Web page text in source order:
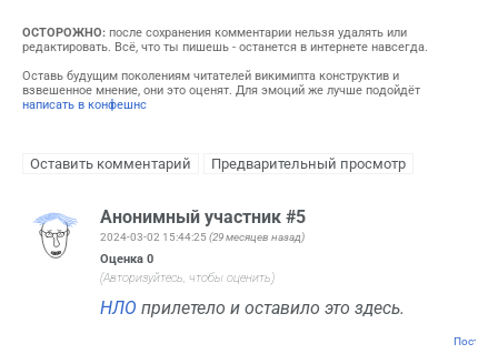
ОСТОРОЖНО: после сохранения комментарии нельзя удалять или
редактировать. Всё, что ты пишешь - останется в интернете навсегда.
Оставь будущим поколениям читателей викимипта конструктив и
взвешенное мнение, они это оценят. Для эмоций же лучше подойдёт
написать в конфешнс
Анонимный участник #5
2024-03-02 15:44:25 (29 месяцев назад)
Оценка 0
(Авторизуйтесь, чтобы оценить)
НЛО прилетело и оставило это здесь.